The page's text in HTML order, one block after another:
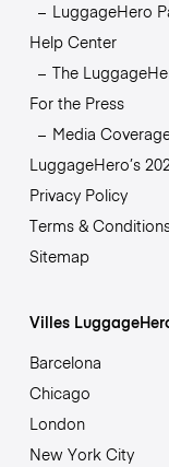
LuggageHero
Help Center
The
For the Press
Media
LuggageHero’s
Privacy Policy
Terms &
Sitemap
Villes
Barcelona
Chicago
London
New York City